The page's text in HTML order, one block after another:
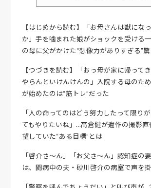
【はじめから読む】「お母さんは獣にな
か」手を噛まれた娘がショックを受ける
の母に父がかけた“想像力がありすぎる”
【つづきを読む】「おっ母が家に帰って
やらんといけんけんの」入院する母のた
が始めたのは“筋トレ”だった
「人の命ってのはどう努力したって限り
てもやりたいね」…高倉健が遺作の撮影直
望していた“ある目標”とは
「啓介さ〜ん」「お父さ～ん」認知症の
は、闘病中の夫・砂川啓介の病室で声を